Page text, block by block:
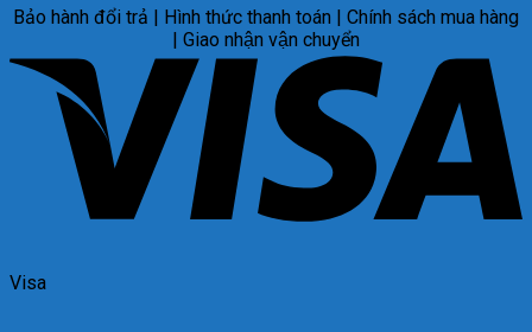
Bảo hành đổi trả | Hình thức thanh toán | Chính sách mua hàng
| Giao nhận vận chuyển
Visa